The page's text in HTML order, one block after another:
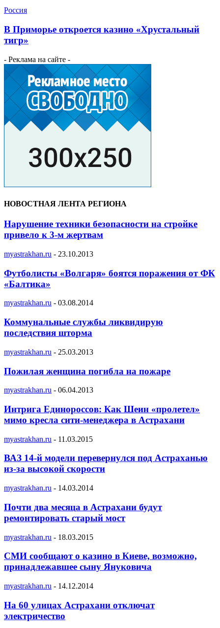
Россия
В Приморье откроется казино «Хрустальный
тигр»
- Реклама на сайте -
НОВОСТНАЯ ЛЕНТА РЕГИОНА
Нарушение техники безопасности на стройке
привело к 3-м жертвам
myastrakhan.ru - 23.10.2013
Футболисты «Волгаря» боятся поражения от ФК
«Балтика»
myastrakhan.ru - 03.08.2014
Коммунальные службы ликвидирую
последствия шторма
myastrakhan.ru - 25.03.2013
Пожилая женщина погибла на пожаре
myastrakhan.ru - 06.04.2013
Интрига Единороссов: Как Шеин «пролетел»
мимо кресла сити-менеджера в Астрахани
myastrakhan.ru - 11.03.2015
ВАЗ 14-й модели перевернулся под Астраханью
из-за высокой скорости
myastrakhan.ru - 14.03.2014
Почти два месяца в Астрахани будут
ремонтировать старый мост
myastrakhan.ru - 18.03.2015
СМИ сообщают о казино в Киеве, возможно,
принадлежавшее сыну Януковича
myastrakhan.ru - 14.12.2014
На 60 улицах Астрахани отключат
электричество